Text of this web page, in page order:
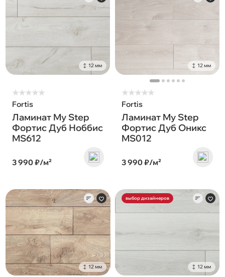
12 мм
★★★★★
Fortis
Ламинат My Step
Фортис Дуб Ноббис
MS612
3 990 ₽/м²
12 мм
★★★★★
Fortis
Ламинат My Step
Фортис Дуб Оникс
MS012
3 990 ₽/м²
12 мм
выбор дизайнеров
12 мм